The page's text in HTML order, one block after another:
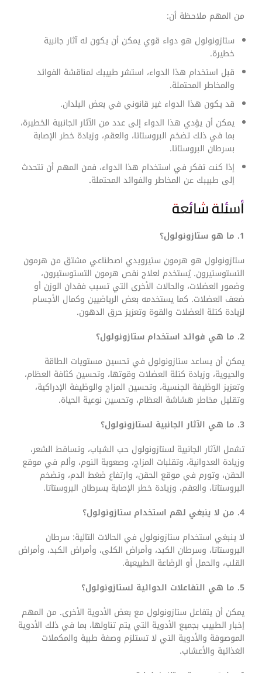
من المهم ملاحظة أن:
ستازونولول هو دواء قوي يمكن أن يكون له آثار جانبية
خطيرة.
قبل استخدام هذا الدواء، استشر طبيبك لمناقشة الفوائد
والمخاطر المحتملة.
قد يكون هذا الدواء غير قانوني في بعض البلدان.
يمكن أن يؤدي هذا الدواء إلى عدد من الآثار الجانبية الخطيرة،
بما في ذلك تضخم البروستاتا، والعقم، وزيادة خطر الإصابة
بسرطان البروستاتا.
إذا كنت تفكر في استخدام هذا الدواء، فمن المهم أن تتحدث
إلى طبيبك عن المخاطر والفوائد المحتملة.
أسئلة شائعة
1. ما هو ستازونولول؟
ستازونولول هو هرمون ستيرويدي اصطناعي مشتق من هرمون
التستوستيرون. يُستخدم لعلاج نقص هرمون التستوستيرون،
وضمور العضلات، والحالات الأخرى التي تسبب فقدان الوزن أو
ضعف العضلات. كما يستخدمه بعض الرياضيين وكمال الأجسام
لزيادة كتلة العضلات والقوة وتعزيز حرق الدهون.
2. ما هي فوائد استخدام ستازونولول؟
يمكن أن يساعد ستازونولول في تحسين مستويات الطاقة
والحيوية، وزيادة كتلة العضلات وقوتها، وتحسين كثافة العظام،
وتعزيز الوظيفة الجنسية، وتحسين المزاج والوظيفة الإدراكية،
وتقليل مخاطر هشاشة العظام، وتحسين نوعية الحياة.
3. ما هي الآثار الجانبية لستازونولول؟
تشمل الآثار الجانبية لستازونولول حب الشباب، وتساقط الشعر،
وزيادة العدوانية، وتقلبات المزاج، وصعوبة النوم، وألم في موقع
الحقن، وتورم في موقع الحقن، وارتفاع ضغط الدم، وتضخم
البروستاتا، والعقم، وزيادة خطر الإصابة بسرطان البروستاتا.
4. من لا ينبغي لهم استخدام ستازونولول؟
لا ينبغي استخدام ستازونولول في الحالات التالية: سرطان
البروستاتا، وسرطان الكبد، وأمراض الكلى، وأمراض الكبد، وأمراض
القلب، والحمل أو الرضاعة الطبيعية.
5. ما هي التفاعلات الدوائية لستازونولول؟
يمكن أن يتفاعل ستازونولول مع بعض الأدوية الأخرى. من المهم
إخبار الطبيب بجميع الأدوية التي يتم تناولها، بما في ذلك الأدوية
الموصوفة والأدوية التي لا تستلزم وصفة طبية والمكملات
الغذائية والأعشاب.